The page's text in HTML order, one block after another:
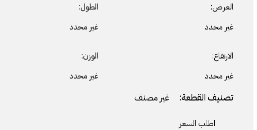
العرض:
غير محدد
الطول:
غير محدد
الارتفاع:
غير محدد
الوزن:
غير محدد
تصنيف القطعة: غير مصنف
اطلب السعر